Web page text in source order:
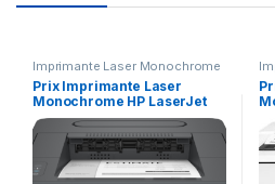
Imprimante Laser Monochrome
Prix Imprimante Laser
Monochrome HP LaserJet
Pro 3003dn (3G653A) –
3420.00 – 3420.00